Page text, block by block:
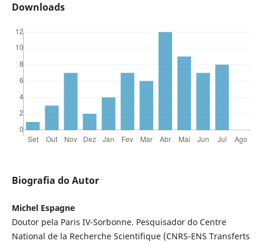
Downloads
Biografia do Autor
Michel Espagne
Doutor pela Paris IV-Sorbonne. Pesquisador do Centre
National de la Recherche Scientifique (CNRS-ENS Transferts